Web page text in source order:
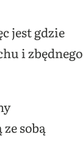
jest gdzie
i zbędnego
sobą